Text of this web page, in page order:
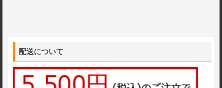
配送について